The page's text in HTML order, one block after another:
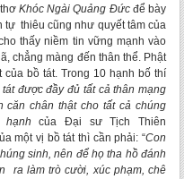
Khóc Ngài Quảng Đứcđể bày
tự thiêu cũng như quyết tâm của
thấy niềm tin vững mạnh vào
chẳng màng đến thân thể. Phật
bồ tát. Trong 10 hạnh bố thí
được đầy đủ tất cả thân mạng
căn chân thật cho tất cả chúng
của Đại sư Tịch Thiên
một vị bồ tát thì cần phải: “Con
sinh, nên để họ tha hồ đánh
ra làm trò cười, xúc phạm, chê